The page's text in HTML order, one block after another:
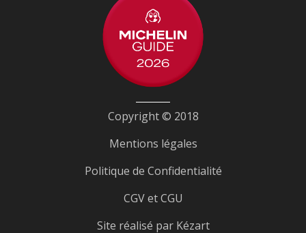
Copyright © 2018
Mentions légales
Politique de Confidentialité
CGV et CGU
Site réalisé par Kézart